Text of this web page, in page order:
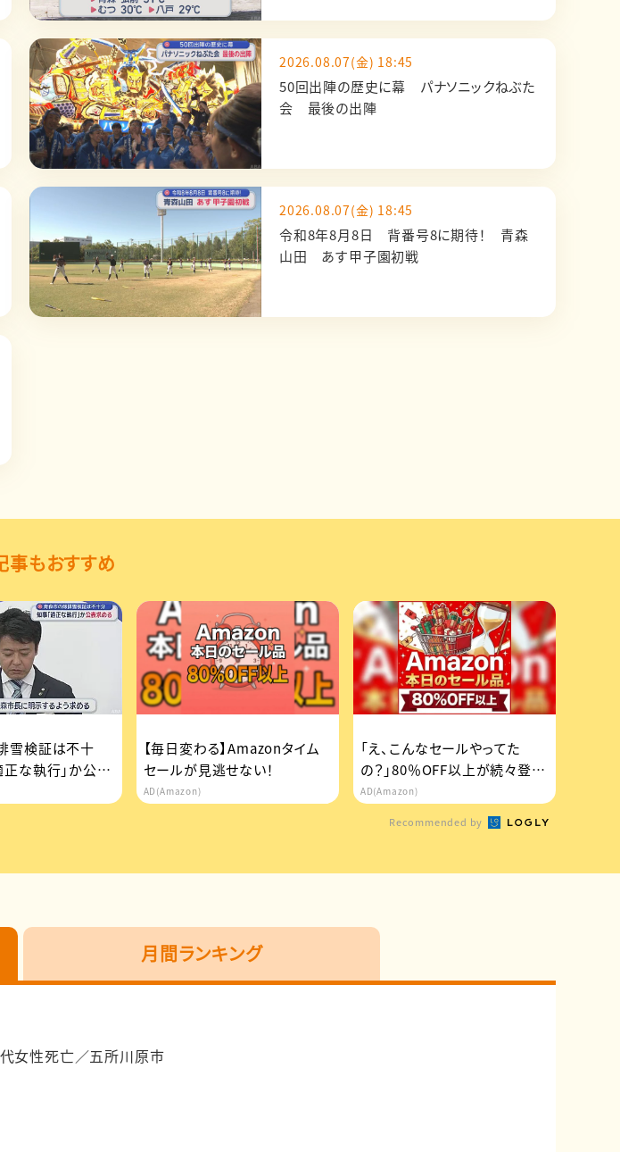
2026.08.07(金) 18:45
50回出陣の歴史に幕 パナソニックねぶた
会 最後の出陣
2026.08.07(金) 18:45
令和8年8月8日 背番号8に期待！ 青森
山田 あす甲子園初戦
事もおすすめ
雪検証は不十
な執行」か公表
【毎日変わる】Amazonタイム
セールが見逃せない！
AD(Amazon)
「え、こんなセールやってた
の？」80％OFF以上が続々登
場！Amazonの本気が...
AD(Amazon)
Recommended by
月間ランキング
女性死亡／五所川原市